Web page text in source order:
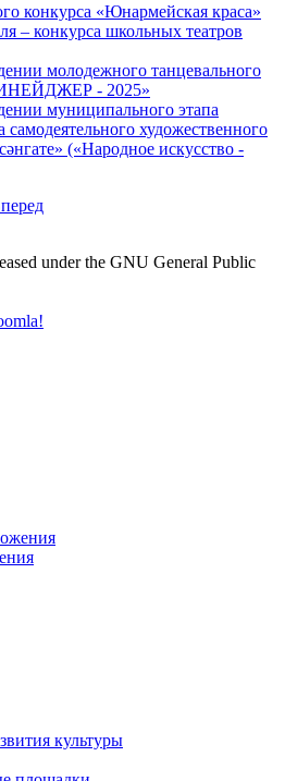
конкурса «Юнармейская краса»
– конкурса школьных театров
молодежного танцевального
- 2025»
муниципального этапа
самодеятельного художественного
(«Народное искусство -
under the GNU General Public
культуры